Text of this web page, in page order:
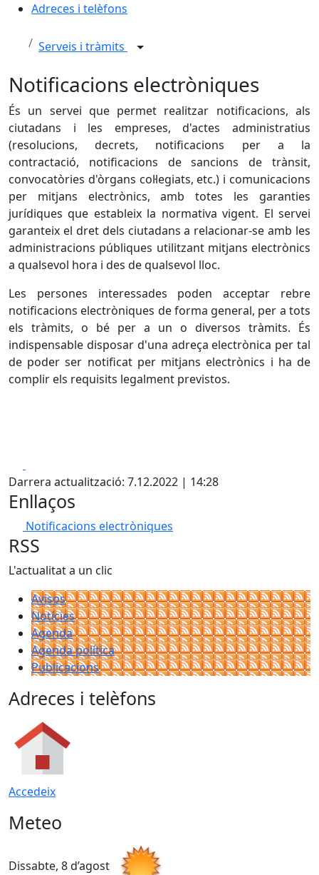
Adreces i telèfons
Serveis i tràmits
Notificacions electròniques
És un servei que permet realitzar notificacions, als
ciutadans i les empreses, d'actes administratius
(resolucions, decrets, notificacions per a la
contractació, notificacions de sancions de trànsit,
convocatòries d'òrgans col·legiats, etc.) i comunicacions
per mitjans electrònics, amb totes les garanties
jurídiques que estableix la normativa vigent. El servei
garanteix el dret dels ciutadans a relacionar-se amb les
administracions públiques utilitzant mitjans electrònics
a qualsevol hora i des de qualsevol lloc.
Les persones interessades poden acceptar rebre
notificacions electròniques de forma general, per a tots
els tràmits, o bé per a un o diversos tràmits. És
indispensable disposar d'una adreça electrònica per tal
de poder ser notificat per mitjans electrònics i ha de
complir els requisits legalment previstos.
Darrera actualització: 7.12.2022 | 14:28
Enllaços
Notificacions electròniques
RSS
L'actualitat a un clic
Avisos
Notícies
Agenda
Agenda política
Publicacions
Adreces i telèfons
Accedeix
Meteo
Dissabte, 8 d’agost